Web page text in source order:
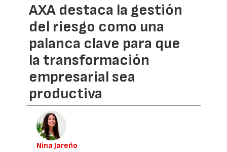
AXA destaca la gestión
del riesgo como una
palanca clave para que
la transformación
empresarial sea
productiva
Nina Jareño